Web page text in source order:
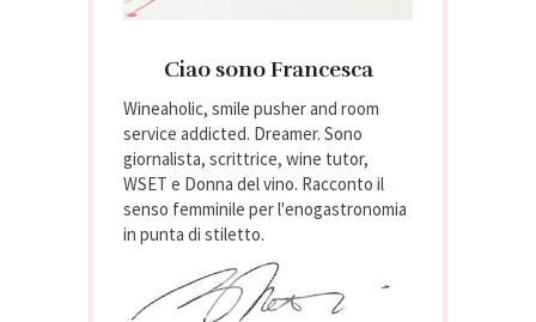
Ciao sono Francesca
Wineaholic, smile pusher and room
service addicted. Dreamer. Sono
giornalista, scrittrice, wine tutor,
WSET e Donna del vino. Racconto il
senso femminile per l'enogastronomia
in punta di stiletto.